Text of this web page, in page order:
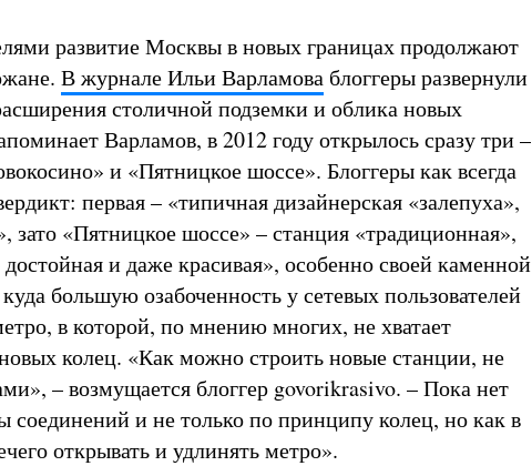
развитие Москвы в новых границах продолжают
В журнале Ильи Варламова блоггеры развернули
столичной подземки и облика новых
Варламов, в 2012 году открылось сразу три –
и «Пятницкое шоссе». Блоггеры как всегда
первая – «типичная дизайнерская «залепуха»,
зато «Пятницкое шоссе» – станция «традиционная»,
и даже красивая», особенно своей каменной
большую озабоченность у сетевых пользователей
в которой, по мнению многих, не хватает
колец. «Как можно строить новые станции, не
– возмущается блоггер govorikrasivo. – Пока нет
соединений и не только по принципу колец, но как в
открывать и удлинять метро».